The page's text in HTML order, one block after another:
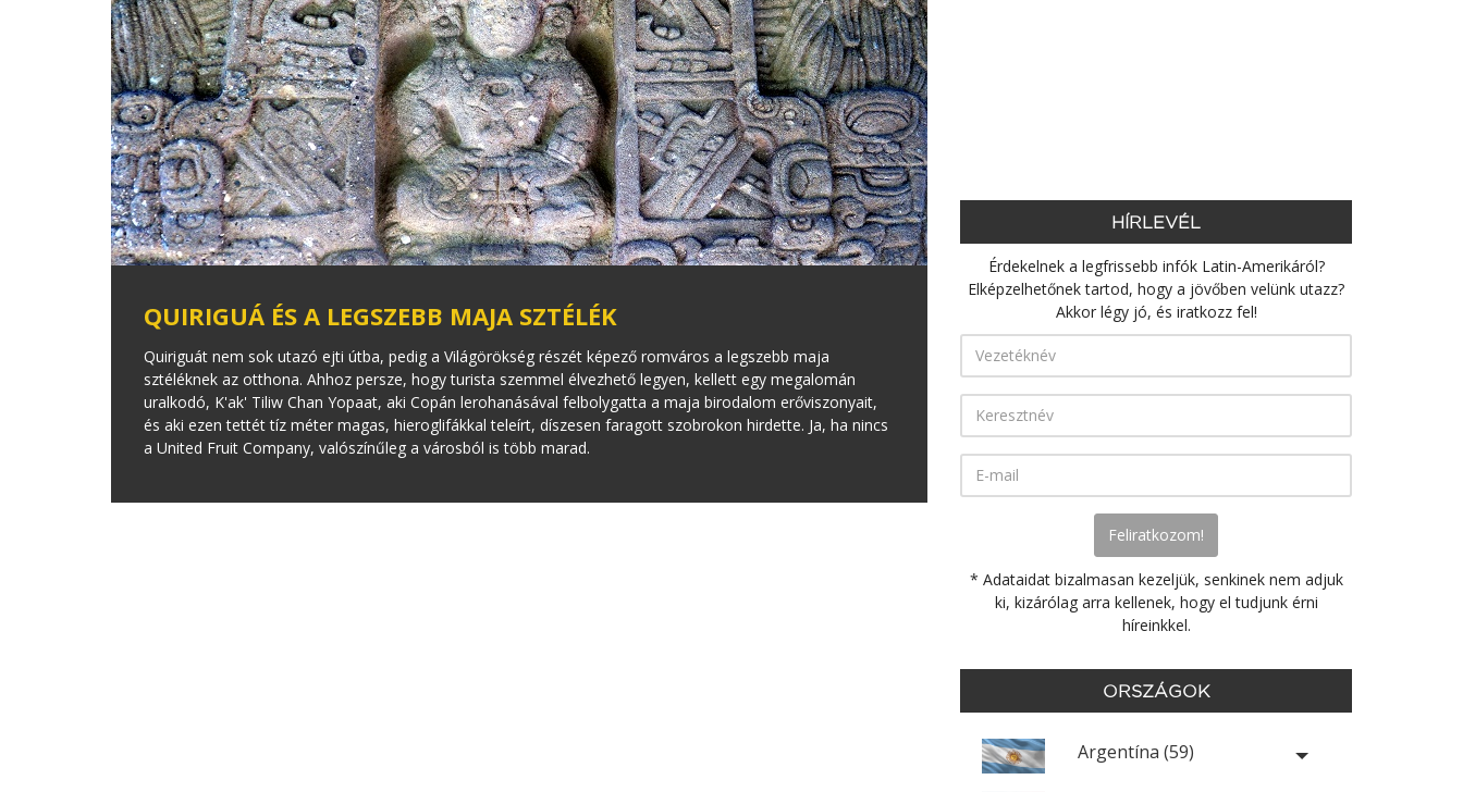
QUIRIGUÁ ÉS A LEGSZEBB MAJA SZTÉLÉK
Quiriguát nem sok utazó ejti útba, pedig a Világörökség részét képező romváros a legszebb maja
sztéléknek az otthona. Ahhoz persze, hogy turista szemmel élvezhető legyen, kellett egy megalomán
uralkodó, K'ak' Tiliw Chan Yopaat, aki Copán lerohanásával felbolygatta a maja birodalom erőviszonyait,
és aki ezen tettét tíz méter magas, hieroglifákkal teleírt, díszesen faragott szobrokon hirdette. Ja, ha nincs
a United Fruit Company, valószínűleg a városból is több marad.
HÍRLEVÉL
Érdekelnek a legfrissebb infók Latin-Amerikáról?
Elképzelhetőnek tartod, hogy a jövőben velünk utazz?
Akkor légy jó, és iratkozz fel!
* Adataidat bizalmasan kezeljük, senkinek nem adjuk
ki, kizárólag arra kellenek, hogy el tudjunk érni
híreinkkel.
ORSZÁGOK
Argentína (59)